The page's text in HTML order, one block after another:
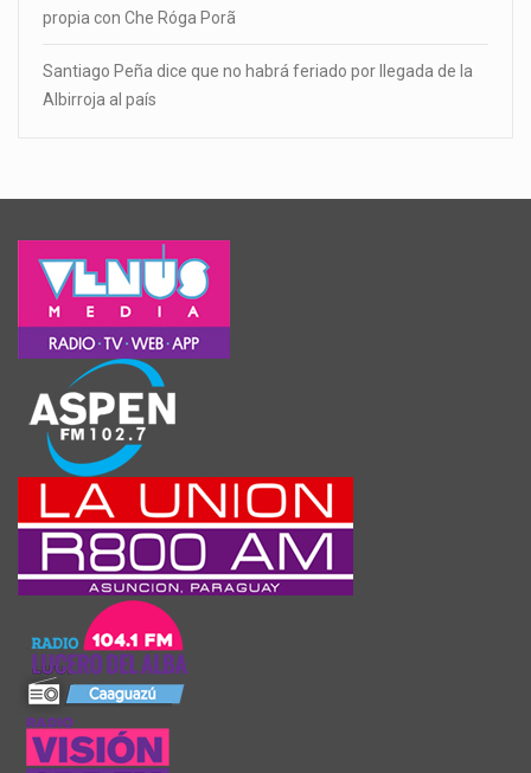
propia con Che Róga Porã
Santiago Peña dice que no habrá feriado por llegada de la
Albirroja al país